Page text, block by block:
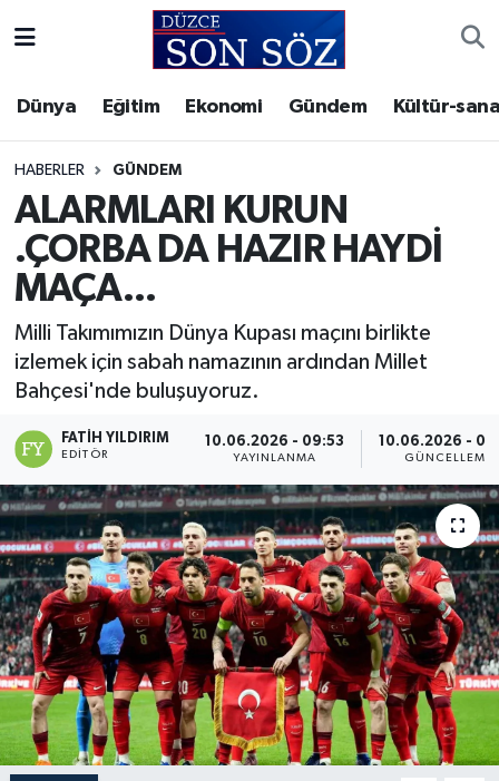
Dünya Eğitim Ekonomi Gündem Kültür-
HABERLER GÜNDEM
ALARMLARI KURUN
.ÇORBA DA HAZIR HAYDİ
MAÇA...
Milli Takımımızın Dünya Kupası maçını birlikte
izlemek için sabah namazının ardından Millet
Bahçesi'nde buluşuyoruz.
FATIH YILDIRIM
EDITÖR
10.06.2026 - 09:53
YAYINLANMA
10.06.2026 -
GÜNCELLEME
Gizlilik Sözleşmesi
İletişim
Künye
Video Galeri
Akçakoca Hava Durumu
Akçakoca Trafik Yoğunluk Haritası
Süper Lig Puan Durumu ve Fikstür
Tüm Manşetler
Son Dakika Haberleri
Haber Arşivi